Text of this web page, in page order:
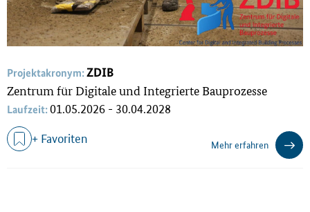
Projektakronym:ZDIB
Zentrum für Digitale und Integrierte Bauprozesse
Laufzeit:01.05.2026 - 30.04.2028
+ Favoriten Mehr erfahren